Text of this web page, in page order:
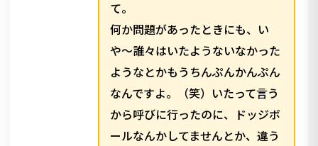
て。
何か問題があったときにも、い
や〜誰々はいたようないなかった
ようなとかもうちんぷんかんぷん
なんですよ。（笑）いたって言う
から呼びに行ったのに、ドッジボ
ールなんかしてませんとか、違う